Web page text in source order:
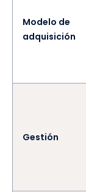
Modelo de
adquisición
Gestión